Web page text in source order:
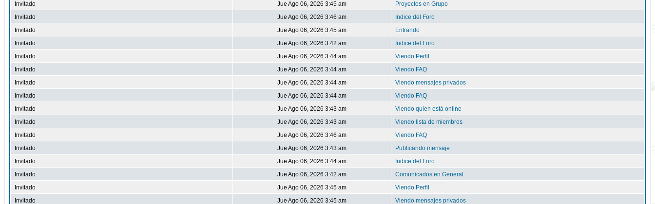
Invitado
Jue Ago 06, 2026 3:45 am
Proyectos en Grupo
Invitado
Jue Ago 06, 2026 3:46 am
Indice del Foro
Invitado
Jue Ago 06, 2026 3:45 am
Entrando
Invitado
Jue Ago 06, 2026 3:42 am
Indice del Foro
Invitado
Jue Ago 06, 2026 3:44 am
Viendo Perfil
Invitado
Jue Ago 06, 2026 3:44 am
Viendo FAQ
Invitado
Jue Ago 06, 2026 3:44 am
Viendo mensajes privados
Invitado
Jue Ago 06, 2026 3:44 am
Viendo FAQ
Invitado
Jue Ago 06, 2026 3:43 am
Viendo quien está online
Invitado
Jue Ago 06, 2026 3:43 am
Viendo lista de miembros
Invitado
Jue Ago 06, 2026 3:46 am
Viendo FAQ
Invitado
Jue Ago 06, 2026 3:43 am
Publicando mensaje
Invitado
Jue Ago 06, 2026 3:44 am
Indice del Foro
Invitado
Jue Ago 06, 2026 3:42 am
Comunicados en General
Invitado
Jue Ago 06, 2026 3:45 am
Viendo Perfil
Invitado
Jue Ago 06, 2026 3:45 am Viendo mensajes privados